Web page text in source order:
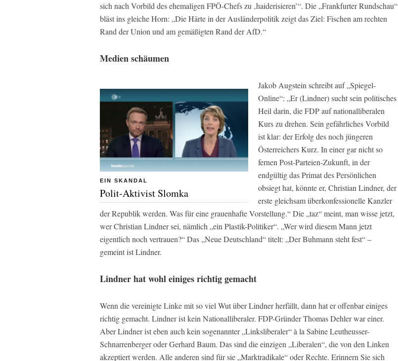
sich nach Vorbild des ehemaligen FPÖ-Chefs zu ‚haiderisieren’“. Die „Frankfurter Rundschau“
bläst ins gleiche Horn: „Die Härte in der Ausländerpolitik zeigt das Ziel: Fischen am rechten
Rand der Union und am gemäßigten Rand der AfD.“
Medien schäumen
EIN SKANDAL
Polit-Aktivist Slomka
Jakob Augstein schreibt auf „Spiegel-
Online“: „Er(Lindner)sucht sein politisches
Heil darin, die FDP auf nationalliberalen
Kurs zu drehen. Sein gefährliches Vorbild
ist klar: der Erfolg des noch jüngeren
Österreichers Kurz. In einer gar nicht so
fernen Post-Parteien-Zukunft, in der
endgültig das Primat des Persönlichen
obsiegt hat, könnte er, Christian Lindner, der
erste gleichsam überkonfessionelle Kanzler
der Republik werden. Was für eine grauenhafte Vorstellung.“Die „taz“ meint, man wisse jetzt,
wer Christian Lindner sei, nämlich„ein Plastik-Politiker“. „Wer wird diesem Mann jetzt
eigentlich noch vertrauen?“ Das „Neue Deutschland“ titelt: „Der Buhmann steht fest“–
gemeint ist Lindner.
Lindner hat wohl einiges richtig gemacht
Wenn die vereinigte Linke mit so viel Wut über Lindner herfällt, dann hat er offenbar einiges
richtig gemacht. Lindner ist kein Nationalliberaler. FDP-Gründer Thomas Dehler war einer.
Aber Lindner ist eben auch kein sogenannter „Linksliberaler“ à la Sabine Leutheusser-
Schnarrenberger oder Gerhard Baum. Das sind die einzigen „Liberalen“, die von den Linken
akzeptiert werden. Alle anderen sind für sie „Marktradikale“ oder Rechte. Erinnern Sie sich